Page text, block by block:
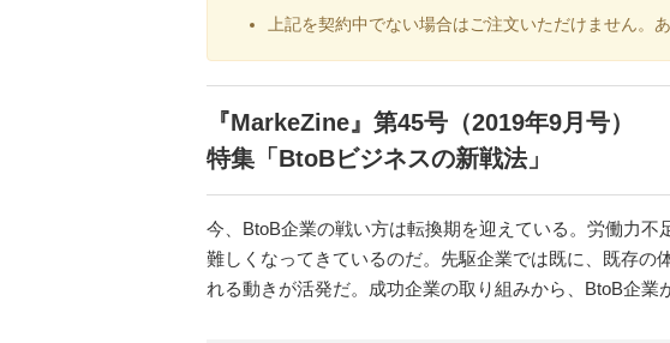
上記を契約中でない場合はご注文いただけません。
『MarkeZine』第45号（2019年9月号）
特集「BtoBビジネスの新戦法」
今、BtoB企業の戦い方は転換期を迎えている。労働力
難しくなってきているのだ。先駆企業では既に、既存の
れる動きが活発だ。成功企業の取り組みから、BtoB企業